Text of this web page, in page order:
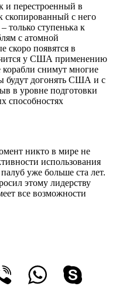
и перестроенный в
скопированный с него
только ступенька к
с атомной
скоро появятся в
у США применению
снимут многие
будут догонять США и с
в уровне подготовки
способностях
никто в мире не
использования
уже больше ста лет.
этому лидерству
все возможности